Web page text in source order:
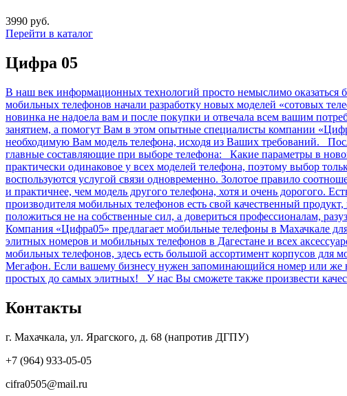
3990 руб.
Перейти в каталог
Цифра 05
В наш век информационных технологий просто немыслимо оказаться
мобильных телефонов начали разработку новых моделей «сотовых
новинка не надоела вам и после покупки и отвечала всем вашим
занятием, а помогут Вам в этом опытные специалисты компании
необходимую Вам модель телефона, исходя из Ваших требований.
главные составляющие при выборе телефона: Какие параметры в
практически одинаковое у всех моделей телефона, поэтому выбор
воспользуются услугой связи одновременно. Золотое правило
и практичнее, чем модель другого телефона, хотя и очень дорогого.
производителя мобильных телефонов есть свой качественный
положиться не на собственные сил, а довериться профессионалам,
Компания «Цифра05» предлагает мобильные телефоны в Махачкале
элитных номеров и мобильных телефонов в Дагестане и всех
мобильных телефонов, здесь есть большой ассортимент корпусов
Мегафон. Если вашему бизнесу нужен запоминающийся номер или же
простых до самых элитных! У нас Вы сможете также произвести
Контакты
г. Махачкала, ул. Ярагского, д. 68 (напротив ДГПУ)
+7 (964) 933-05-05
cifra0505@mail.ru